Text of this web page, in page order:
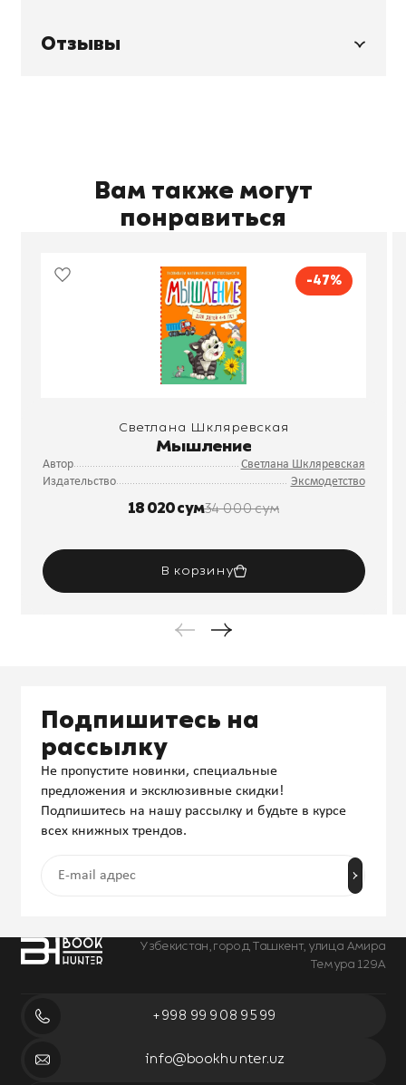
Отзывы
Вам также могут
понравиться
-47%
Светлана Шкляревская
Мышление
Автор
Светлана Шкляревская
Издательство
Эксмодетство
18 020 сум34 000 сум
В корзину
Узбекистан, город Ташкент, улица Амира
Темура 129А
+998 99 908 95 99
info@bookhunter.uz
Подпишитесь на
рассылку
Не пропустите новинки, специальные
предложения и эксклюзивные скидки!
Подпишитесь на нашу рассылку и будьте в курсе
всех книжных трендов.